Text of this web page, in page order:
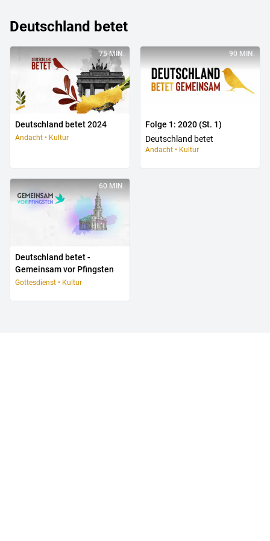
Deutschland betet
75 MIN.
Deutschland betet 2024
Andacht • Kultur
90 MIN.
Folge 1: 2020 (St. 1)
Deutschland betet
Andacht • Kultur
60 MIN.
Deutschland betet -
Gemeinsam vor Pfingsten
Gottesdienst • Kultur